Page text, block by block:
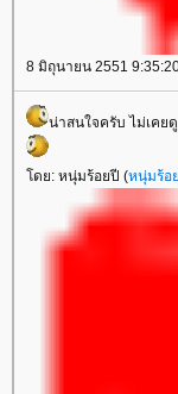
8 มิถุนายน 2551
น่าสนใจครับ ไม่เค
ดย: หนุ่มร้อยปี (หนุ่มร้อ